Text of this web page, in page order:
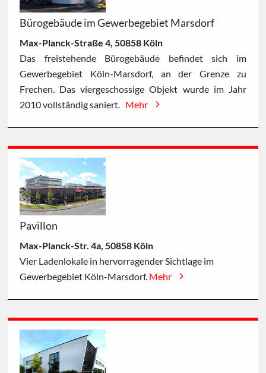
Bürogebäude im Gewerbegebiet Marsdorf
Max-Planck-Straße 4, 50858 Köln
Das freistehende Bürogebäude befindet sich im
Gewerbegebiet Köln-Marsdorf, an der Grenze zu
Frechen. Das viergeschossige Objekt wurde im Jahr
2010 vollständig saniert. Mehr
Pavillon
Max-Planck-Str. 4a, 50858 Köln
Vier Ladenlokale in hervorragender Sichtlage im
Gewerbegebiet Köln-Marsdorf. Mehr